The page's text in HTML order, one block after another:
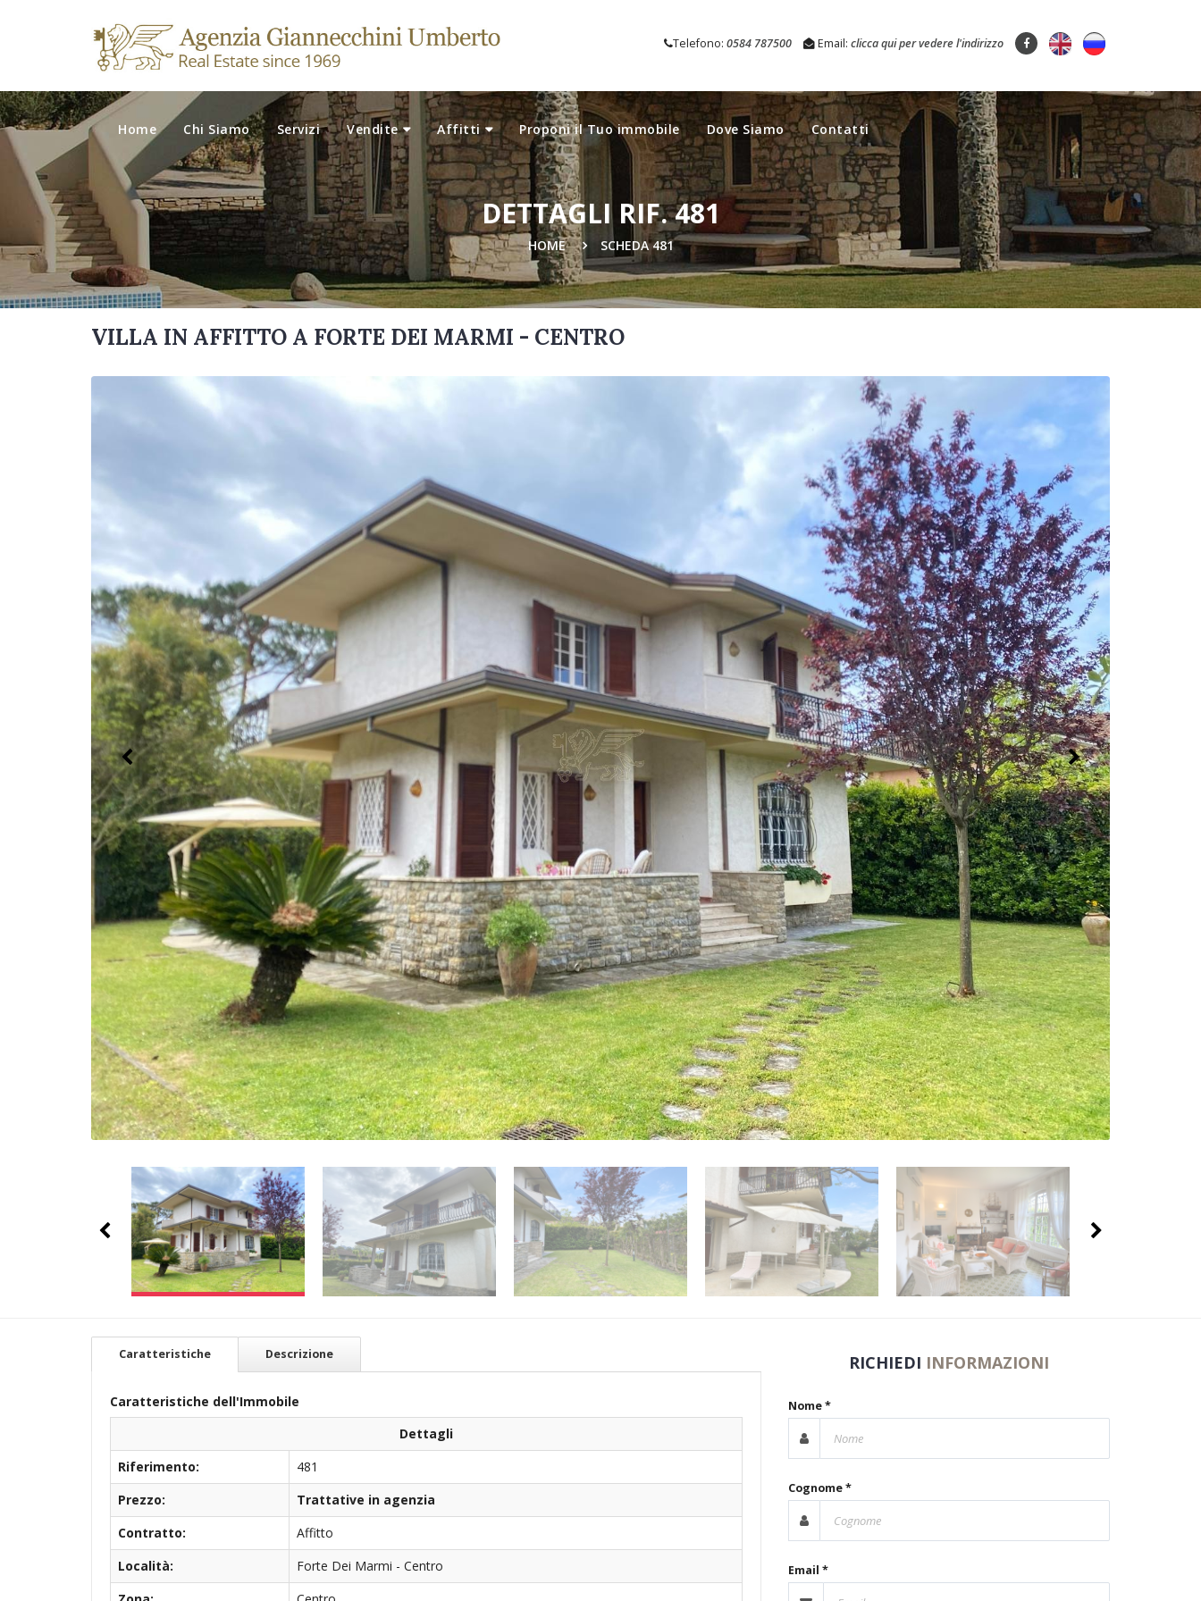
Telefono: 0584 787500 Email: clicca qui per vedere l'indirizzo
Home Chi Siamo Servizi Vendite Affitti Proponi il Tuo immobile Dove Siamo Contatti
DETTAGLI RIF. 481
HOME SCHEDA 481
VILLA IN AFFITTO A FORTE DEI MARMI - CENTRO
Caratteristiche Descrizione
Caratteristiche dell'Immobile
Dettagli
Riferimento:
481
Prezzo:
Trattative in agenzia
Contratto:
Affitto
Località:
Forte Dei Marmi - Centro
RICHIEDI INFORMAZIONI
Nome *
Cognome *
Email *